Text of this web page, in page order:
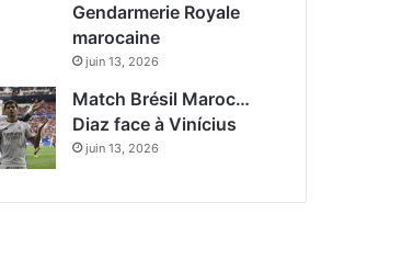
Gendarmerie Royale
marocaine
juin 13, 2026
Match Brésil Maroc…
Diaz face à Vinícius
juin 13, 2026